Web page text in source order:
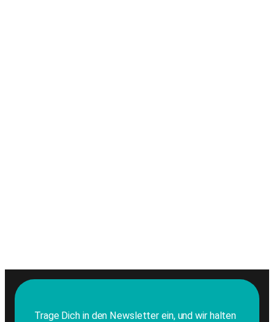
Trage Dich in den Newsletter ein, und wir halten